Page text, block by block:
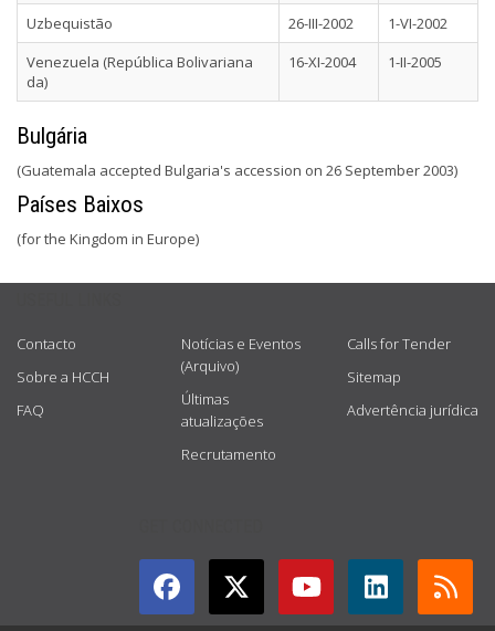
Uzbequistão
26-III-2002
1-VI-2002
Venezuela (República Bolivariana
da)
16-XI-2004 1-II-2005
Bulgária
(Guatemala accepted Bulgaria's accession on 26 September 2003)
Países Baixos
(for the Kingdom in Europe)
Contacto
Sobre a HCCH
FAQ
Notícias e Eventos
(Arquivo)
Últimas
atualizações
Recrutamento
Calls for Tender
Sitemap
Advertência jurídica